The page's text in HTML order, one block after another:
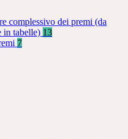
complessivo dei premi (da
in tabelle) 13
7